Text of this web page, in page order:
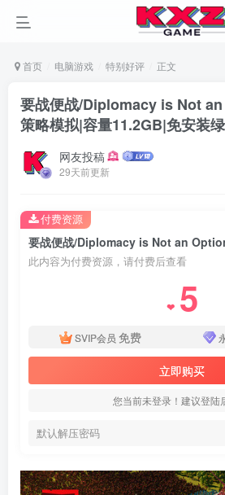
首页 电脑游戏 特别好评 正文
要战便战/Diplomacy is Not
策略模拟|容量11.2GB|免安装
网友投稿
29天前更新
此内容为付费资源，请付费后查看
❤ 5
SVIP会员 免费
立即购买
您当前未登录！建议登陆
默认解压密码
付费资源